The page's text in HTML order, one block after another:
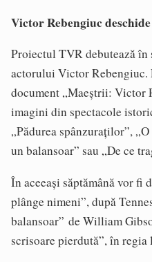
Victor Rebengiuc
Proiectul TVR debutează în
actorului Victor
document „Maeștrii: Victor
imagini din spectacole
„Pădurea spânzuraților”,
un balansoar” sau „De ce
În aceeași săptămână vor fi
plânge nimeni”, după
balansoar” de William
scrisoare pierdută”, în